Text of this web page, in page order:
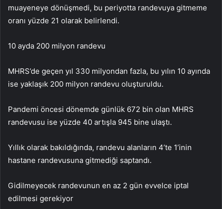
muayeneye dönüşmedi, bu periyotta randevuya gitmeme
oranı yüzde 21 olarak belirlendi.
10 ayda 200 milyon randevu
MHRS’de geçen yıl 330 milyondan fazla, bu yılın 10 ayında
ise yaklaşık 200 milyon randevu oluşturuldu.
Pandemi öncesi dönemde günlük 672 bin olan MHRS
randevusu ise yüzde 40 artışla 945 bine ulaştı.
Yıllık olarak bakıldığında, randevu alanların 4’te 1’inin
hastane randevusuna gitmediği saptandı.
Gidilmeyecek randevunun en az 2 gün evvelce iptal
edilmesi gerekiyor